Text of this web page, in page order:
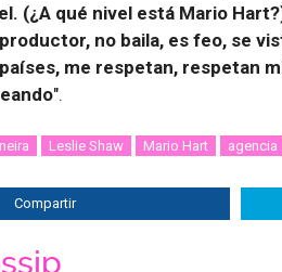
(¿A qué nivel está Mario
no baila, es feo, se
me respetan, respetan
".
Leslie Shaw Mario Hart agencia
Compartir